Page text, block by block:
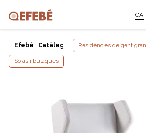
CA
Efebé Catàleg Residències de gent gran
Sofàs i butaques